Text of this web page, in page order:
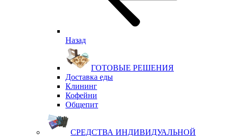
Назад
ГОТОВЫЕ РЕШЕНИЯ
Доставка еды
Клининг
Кофейни
Общепит
СРЕДСТВА ИНДИВИДУАЛЬНОЙ